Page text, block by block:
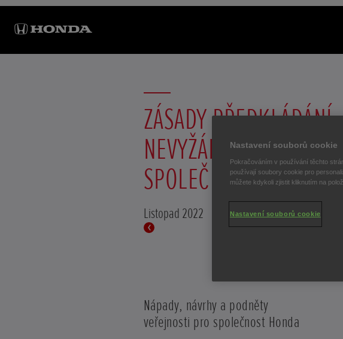
ZÁSADY PŘEDKLÁDÁNÍ
NEVYŽÁDANÝCH
SPOLEČNOSTI HONDA
Listopad 2022
Nápady, návrhy a podněty
veřejnosti pro společnost Honda
Nastavení souborů cookie
Pokračováním v používání těchto
používají soubory cookie pro
můžete kdykoli zjistit kliknutím na
Nastavení souborů cookie